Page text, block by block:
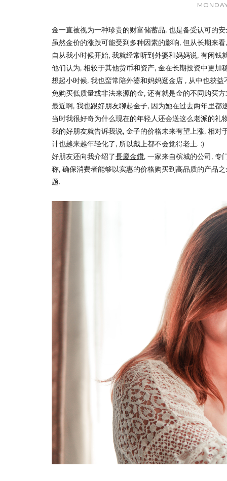
金一直被视为一种珍贵的财富储蓄品,
虽然金价的涨跌可能受到多种因素的影响, 但从长期来
自从我小时候开始, 我就经常听到外婆和妈妈说, 有闲
他们认为, 相较于其他货币和资产, 金在长期投资中更加
想起小时候, 我也蛮常陪外婆和妈妈逛金店 , 从中也获益
免购买低质量或非法来源的金, 还有就是金的不同购买
最近啊, 我也跟好朋友聊起金子, 因为她在过去两年里都
当时我很好奇为什么现在的年轻人还会送这么老派的礼
我的好朋友就告诉我说, 金子的价格未来有望上涨, 相
计也越来越年轻化了, 所以戴上都不会觉得老土. :)
好朋友还向我介绍了長慶金鑽, 一家来自槟城的公司, 专
称, 确保消费者能够以实惠的价格购买到高品质的产品之
题.